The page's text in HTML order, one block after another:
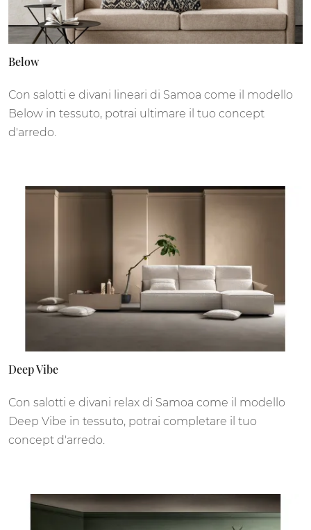
Below
Con salotti e divani lineari di Samoa come il modello
Below in tessuto, potrai ultimare il tuo concept
d'arredo.
Deep Vibe
Con salotti e divani relax di Samoa come il modello
Deep Vibe in tessuto, potrai completare il tuo
concept d'arredo.